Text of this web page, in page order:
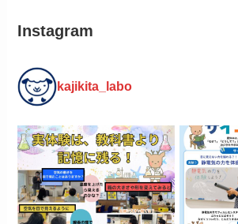
Instagram
kajikita_labo